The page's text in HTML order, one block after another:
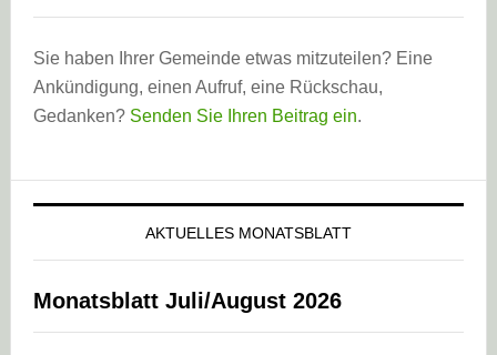
Sie haben Ihrer Gemeinde etwas mitzuteilen? Eine
Ankündigung, einen Aufruf, eine Rückschau,
Gedanken? Senden Sie Ihren Beitrag ein.
AKTUELLES MONATSBLATT
Monatsblatt Juli/August 2026